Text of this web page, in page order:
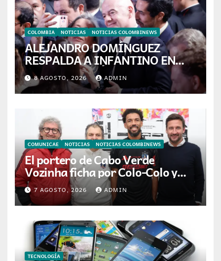
COLOMBIA NOTICIAS NOTICIAS COLOMBINEWS
ALEJANDRO DOMÍNGUEZ
RESPALDA A INFANTINO EN
CALI: «ES EL LÍDER DE LA
TRANSFORMACIÓN DEL
FÚTBOL»
8 AGOSTO, 2026 ADMIN
COMUNICAE NOTICIAS NOTICIAS COLOMBINEWS
El portero de Cabo Verde
Vozinha ficha por Colo-Colo y
JETOUR respalda su nueva
etapa
7 AGOSTO, 2026 ADMIN
TECNOLOGÍA